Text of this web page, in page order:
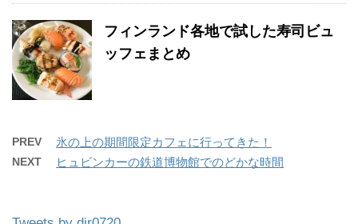
フィンランド各地で試した寿司ビュ
ッフェまとめ
PREV 氷の上の期間限定カフェに行ってきた！
NEXT ヒュビンカーの鉄道博物館でのどかな時間